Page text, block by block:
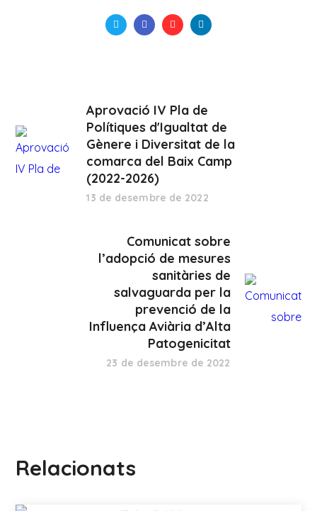
Aprovació IV Pla de
Polítiques d'Igualtat de
Gènere i Diversitat de la
comarca del Baix Camp
(2022-2026)
13 de desembre de 2022
Comunicat sobre
l’adopció de mesures
sanitàries de
salvaguarda per la
prevenció de la
Influença Aviària d’Alta
Patogenicitat
23 de desembre de 2022
Relacionats